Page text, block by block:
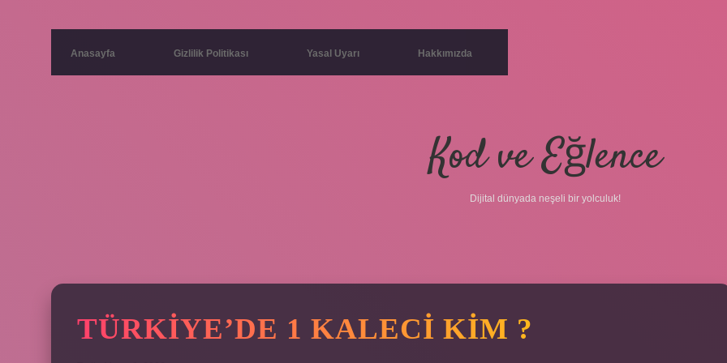
Anasayfa Gizlilik Politikası Yasal Uyarı Hakkımızda
Kod ve Eğlence
Dijital dünyada neşeli bir yolculuk!
TÜRKIYE’DE 1 KALECI KIM ?